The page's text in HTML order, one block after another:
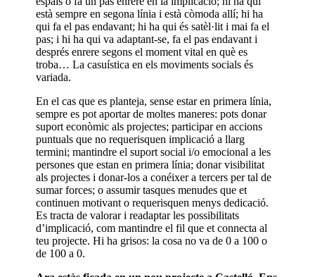
està sempre en segona línia i està còmoda allí; hi ha
qui fa el pas endavant; hi ha qui és satèl·lit i mai fa el
pas; i hi ha qui va adaptant-se, fa el pas endavant i
després enrere segons el moment vital en què es
troba… La casuística en els moviments socials és
variada.
En el cas que es planteja, sense estar en primera línia,
sempre es pot aportar de moltes maneres: pots donar
suport econòmic als projectes; participar en accions
puntuals que no requerisquen implicació a llarg
termini; mantindre el suport social i/o emocional a les
persones que estan en primera línia; donar visibilitat
als projectes i donar-los a conéixer a tercers per tal de
sumar forces; o assumir tasques menudes que et
continuen motivant o requerisquen menys dedicació.
Es tracta de valorar i readaptar les possibilitats
d’implicació, com mantindre el fil que et connecta al
teu projecte. Hi ha grisos: la cosa no va de 0 a 100 o
de 100 a 0.